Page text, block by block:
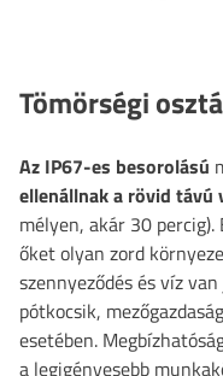
Tömörségi
Az IP67-es besorolású
ellenállnak a rövid távú
mélyen, akár 30
őket olyan zord
szennyeződés és víz
pótkocsik,
esetében.
a legigényesebb